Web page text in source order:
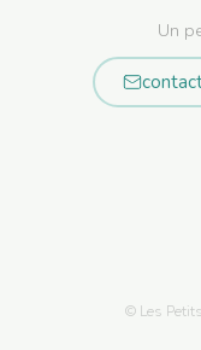
Un
© Les